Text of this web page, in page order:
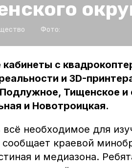
Фото:
с
и 3D-
Тищенское и
и Новотроицкая.
всё необходимое для
краевой
и медиазона.